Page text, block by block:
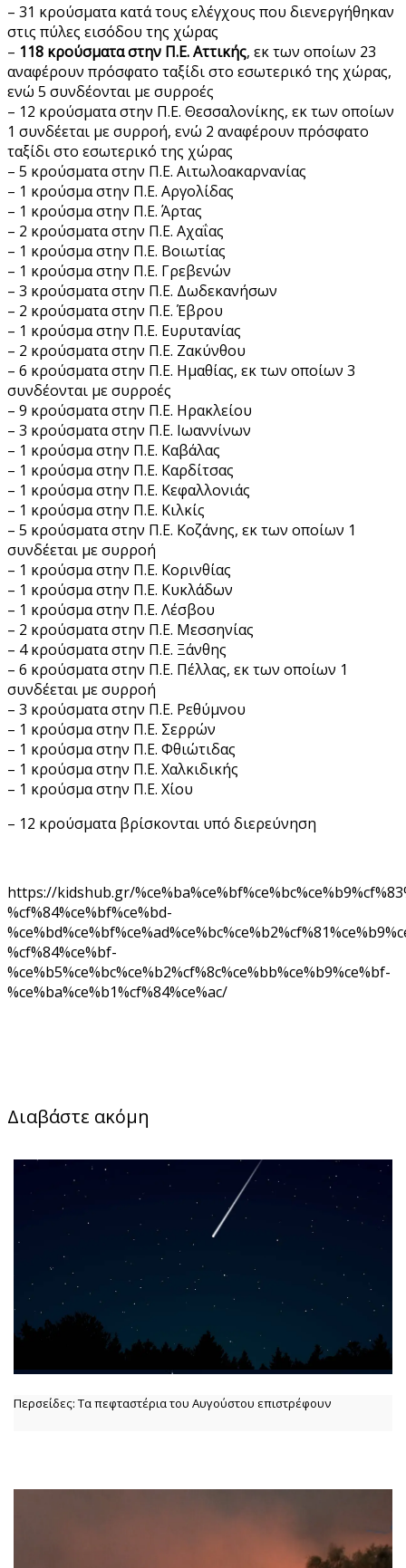
– 31 κρούσματα κατά τους ελέγχους που διενεργήθηκαν
στις πύλες εισόδου της χώρας
– 118 κρούσματα στην Π.Ε. Αττικής, εκ των οποίων 23
αναφέρουν πρόσφατο ταξίδι στο εσωτερικό της χώρας,
ενώ 5 συνδέονται με συρροές
– 12 κρούσματα στην Π.Ε. Θεσσαλονίκης, εκ των οποίων
1 συνδέεται με συρροή, ενώ 2 αναφέρουν πρόσφατο
ταξίδι στο εσωτερικό της χώρας
– 5 κρούσματα στην Π.Ε. Αιτωλοακαρνανίας
– 1 κρούσμα στην Π.Ε. Αργολίδας
– 1 κρούσμα στην Π.Ε. Άρτας
– 2 κρούσματα στην Π.Ε. Αχαΐας
– 1 κρούσμα στην Π.Ε. Βοιωτίας
– 1 κρούσμα στην Π.Ε. Γρεβενών
– 3 κρούσματα στην Π.Ε. Δωδεκανήσων
– 2 κρούσματα στην Π.Ε. Έβρου
– 1 κρούσμα στην Π.Ε. Ευρυτανίας
– 2 κρούσματα στην Π.Ε. Ζακύνθου
– 6 κρούσματα στην Π.Ε. Ημαθίας, εκ των οποίων 3
συνδέονται με συρροές
– 9 κρούσματα στην Π.Ε. Ηρακλείου
– 3 κρούσματα στην Π.Ε. Ιωαννίνων
– 1 κρούσμα στην Π.Ε. Καβάλας
– 1 κρούσμα στην Π.Ε. Καρδίτσας
– 1 κρούσμα στην Π.Ε. Κεφαλλονιάς
– 1 κρούσμα στην Π.Ε. Κιλκίς
– 5 κρούσματα στην Π.Ε. Κοζάνης, εκ των οποίων 1
συνδέεται με συρροή
– 1 κρούσμα στην Π.Ε. Κορινθίας
– 1 κρούσμα στην Π.Ε. Κυκλάδων
– 1 κρούσμα στην Π.Ε. Λέσβου
– 2 κρούσματα στην Π.Ε. Μεσσηνίας
– 4 κρούσματα στην Π.Ε. Ξάνθης
– 6 κρούσματα στην Π.Ε. Πέλλας, εκ των οποίων 1
συνδέεται με συρροή
– 3 κρούσματα στην Π.Ε. Ρεθύμνου
– 1 κρούσμα στην Π.Ε. Σερρών
– 1 κρούσμα στην Π.Ε. Φθιώτιδας
– 1 κρούσμα στην Π.Ε. Χαλκιδικής
– 1 κρούσμα στην Π.Ε. Χίου
– 12 κρούσματα βρίσκονται υπό διερεύνηση
https://kidshub.gr/
%cf%84%ce%bf%ce%bd-
%cf%84%ce%bf-
%ce%b5%ce%bc%ce%b2%cf%8c%ce%bb%ce%b9%ce%bf-
%ce%ba%ce%b1%cf%84%ce%ac/
Διαβάστε ακόμη
Περσείδες: Τα πεφταστέρια του Αυγούστου επιστρέφουν